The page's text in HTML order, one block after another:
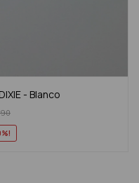
- Blanco